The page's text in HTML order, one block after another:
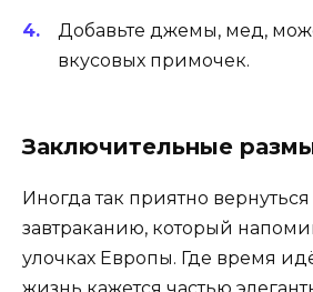
Добавьте джемы, мед,
вкусовых примочек.
Заключительные
Иногда так приятно
завтраканию, который
улочках Европы. Где время